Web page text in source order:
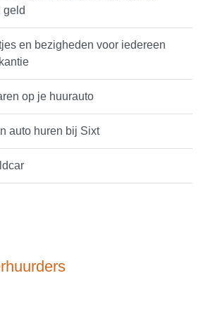
geld
en bezigheden voor iedereen
op je huurauto
auto huren bij Sixt